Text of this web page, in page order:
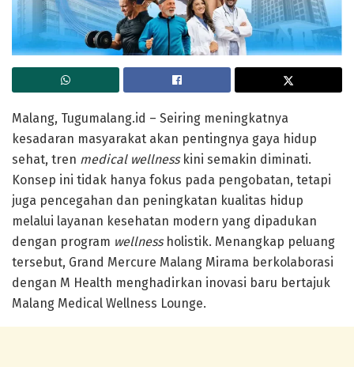
Malang, Tugumalang.id – Seiring meningkatnya
kesadaran masyarakat akan pentingnya gaya hidup
sehat, tren medical wellnesskini semakin diminati.
Konsep ini tidak hanya fokus pada pengobatan, tetapi
juga pencegahan dan peningkatan kualitas hidup
melalui layanan kesehatan modern yang dipadukan
dengan program wellnessholistik. Menangkap peluang
tersebut, Grand Mercure Malang Mirama berkolaborasi
dengan M Health menghadirkan inovasi baru bertajuk
Malang Medical Wellness Lounge.